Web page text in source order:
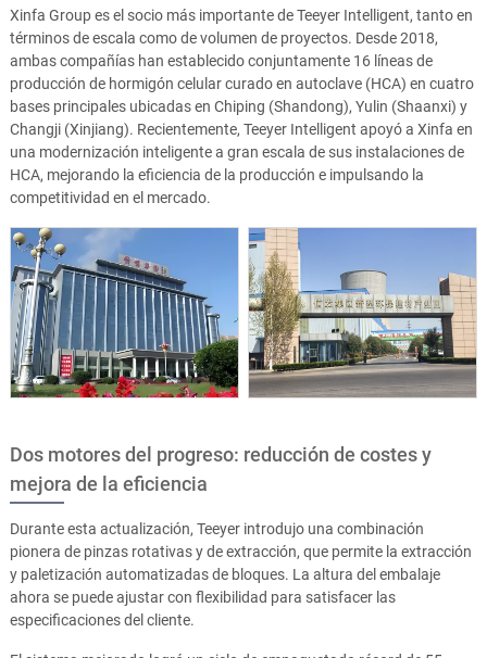
Xinfa Group es el socio más importante de Teeyer Intelligent, tanto en
términos de escala como de volumen de proyectos. Desde 2018,
ambas compañías han establecido conjuntamente 16 líneas de
producción de hormigón celular curado en autoclave (HCA) en cuatro
bases principales ubicadas en Chiping (Shandong), Yulin (Shaanxi) y
Changji (Xinjiang). Recientemente, Teeyer Intelligent apoyó a Xinfa en
una modernización inteligente a gran escala de sus instalaciones de
HCA, mejorando la eficiencia de la producción e impulsando la
competitividad en el mercado.
Dos motores del progreso: reducción de costes y
mejora de la eficiencia
Durante esta actualización, Teeyer introdujo una combinación
pionera de pinzas rotativas y de extracción, que permite la extracción
y paletización automatizadas de bloques. La altura del embalaje
ahora se puede ajustar con flexibilidad para satisfacer las
especificaciones del cliente.